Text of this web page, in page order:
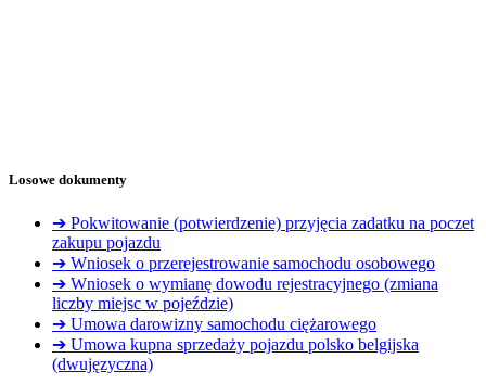
Losowe dokumenty
➔ Pokwitowanie (potwierdzenie) przyjęcia zadatku na poczet
zakupu pojazdu
➔ Wniosek o przerejestrowanie samochodu osobowego
➔ Wniosek o wymianę dowodu rejestracyjnego (zmiana
liczby miejsc w pojeździe)
➔ Umowa darowizny samochodu ciężarowego
➔ Umowa kupna sprzedaży pojazdu polsko belgijska
(dwujęzyczna)